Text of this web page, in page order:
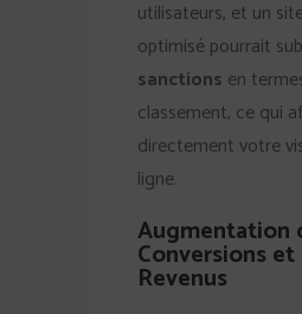
utilisateurs, et un
optimisé pourrait
sanctions en
classement, ce qui
directement votre
ligne.
Augmentation
Conversions
Revenus